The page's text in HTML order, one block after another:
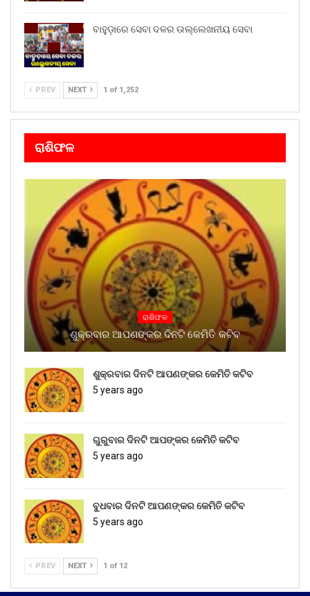
ବାହୁଡ଼ାରେ ସେବା ଦଳର ଉଲ୍ଲେଖନୀୟ ସେବା
PREV NEXT 1 of 1,252
ରାଶିଫଳ
ରାଶିଫଳ
ଶୁକ୍ରବାର ଆପଣଙ୍କର ଦିନଟି କେମିତି କଟିବ
ଶୁକ୍ରବାର ଦିନଟି ଆପଣଙ୍କର କେମିତି କଟିବ
5 years ago
ଗୁରୁବାର ଦିନଟି ଆପଙ୍କର କେମିତି କଟିବ
5 years ago
ବୁଧବାର ଦିନଟି ଆପଣଙ୍କର କେମିତି କଟିବ
5 years ago
PREV NEXT 1 of 12